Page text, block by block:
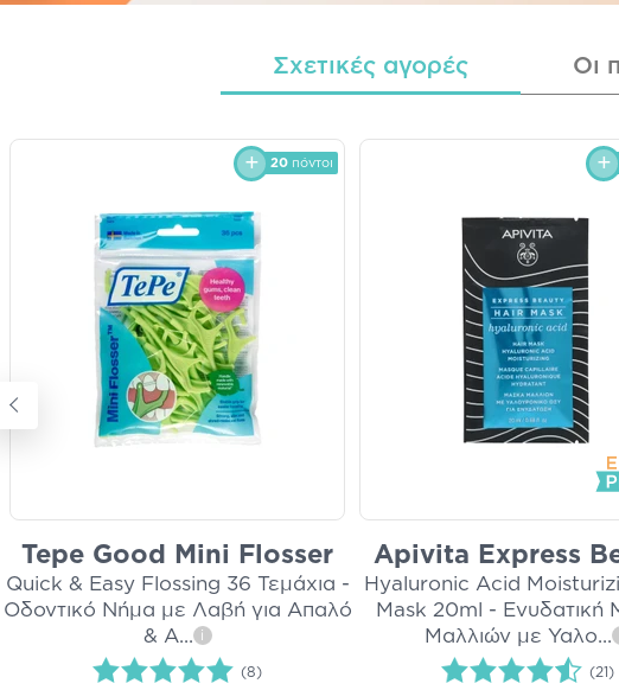
Σχετικές αγορές Οι
20 πόντοι
Tepe Good Mini Flosser
Quick & Easy Flossing 36 Τεμάχια -
Οδοντικό Νήμα με Λαβή​​​​​​​ για Απαλό
& Α... i
(8)
Apivita Express
Hyaluronic Acid
Mask 20ml - Ενυδατική
Μαλλιών με Υαλο...
(21)